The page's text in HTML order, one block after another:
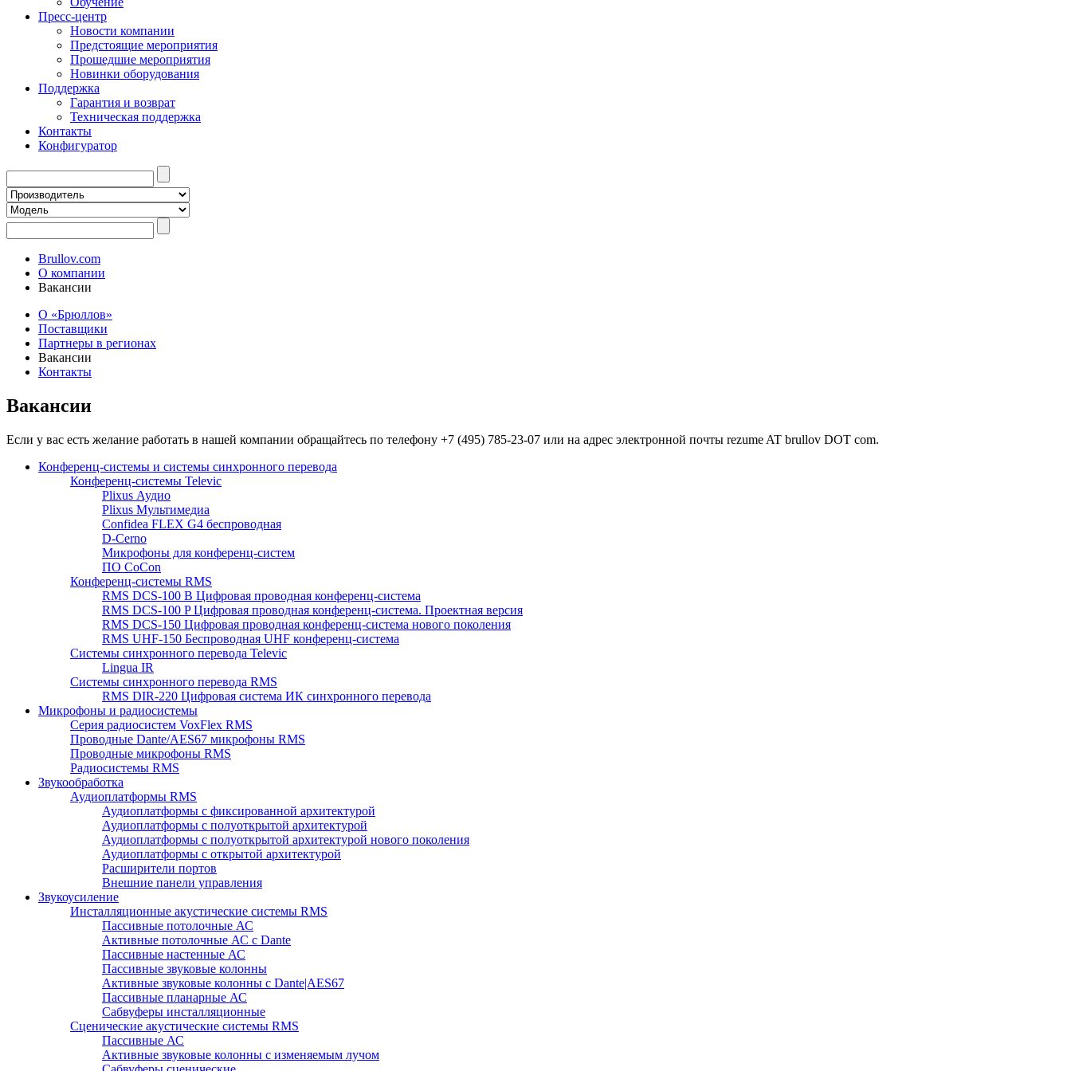
Пресс-центр
Новости компании
Предстоящие мероприятия
Прошедшие мероприятия
Новинки оборудования
Поддержка
Гарантия и возврат
Техническая поддержка
Контакты
Конфигуратор
Brullov.com
О компании
Вакансии
О «Брюллов»
Поставщики
Партнеры в регионах
Вакансии
Контакты
Вакансии
Если у вас есть желание работать в нашей компании обращайтесь по телефону +7 (495) 785-23-07 или на адрес электронной почты rezume AT brullov DOT com.
Конференц-системы и системы синхронного перевода
Конференц-системы Televic
Plixus Аудио
Plixus Мультимедиа
Confidea FLEX G4 беспроводная
D-Cerno
Микрофоны для конференц-систем
ПО CoCon
Конференц-системы RMS
RMS DCS-100 B Цифровая проводная конференц-система
RMS DCS-100 P Цифровая проводная конференц-система. Проектная версия
RMS DCS-150 Цифровая проводная конференц-система нового поколения
RMS UHF-150 Беспроводная UHF конференц-система
Системы синхронного перевода Televic
Lingua IR
Системы синхронного перевода RMS
RMS DIR-220 Цифровая система ИК синхронного перевода
Микрофоны и радиосистемы
Серия радиосистем VoxFlex RMS
Проводные Dante/AES67 микрофоны RMS
Проводные микрофоны RMS
Радиосистемы RMS
Звукообработка
Аудиоплатформы RMS
Аудиоплатформы с фиксированной архитектурой
Аудиоплатформы с полуоткрытой архитектурой
Аудиоплатформы с полуоткрытой архитектурой нового поколения
Аудиоплатформы с открытой архитектурой
Расширители портов
Внешние панели управления
Звукоусиление
Инсталляционные акустические системы RMS
Пассивные потолочные АС
Активные потолочные АС с Dante
Пассивные настенные АС
Пассивные звуковые колонны
Активные звуковые колонны с Dante|AES67
Пассивные планарные АС
Сабвуферы инсталляционные
Сценические акустические системы RMS
Пассивные АС
Активные звуковые колонны с изменяемым лучом